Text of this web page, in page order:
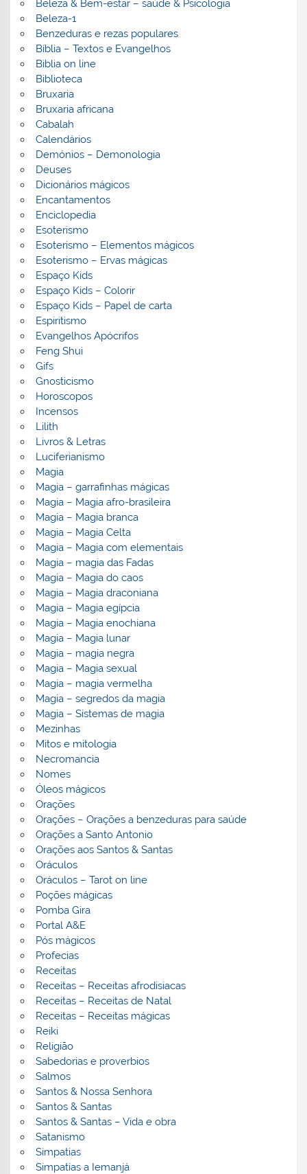
Beleza & Bem-estar – saúde & Psicologia
Beleza-1
Benzeduras e rezas populares
Bíblia – Textos e Evangelhos
Biblia on line
Biblioteca
Bruxaria
Bruxaria africana
Cabalah
Calendários
Demónios – Demonologia
Deuses
Dicionários mágicos
Encantamentos
Enciclopedia
Esoterismo
Esoterismo – Elementos mágicos
Esoterismo – Ervas mágicas
Espaço Kids
Espaço Kids – Colorir
Espaço Kids – Papel de carta
Espiritismo
Evangelhos Apócrifos
Feng Shui
Gifs
Gnosticismo
Horoscopos
Incensos
Lilith
Livros & Letras
Luciferianismo
Magia
Magia – garrafinhas mágicas
Magia – Magia afro-brasileira
Magia – Magia branca
Magia – Magia Celta
Magia – Magia com elementais
Magia – magia das Fadas
Magia – Magia do caos
Magia – Magia draconiana
Magia – Magia egípcia
Magia – Magia enochiana
Magia – Magia lunar
Magia – magia negra
Magia – Magia sexual
Magia – magia vermelha
Magia – segredos da magia
Magia – Sistemas de magia
Mezinhas
Mitos e mitologia
Necromancia
Nomes
Óleos mágicos
Orações
Orações – Orações a benzeduras para saúde
Orações a Santo Antonio
Orações aos Santos & Santas
Oráculos
Oráculos – Tarot on line
Poções mágicas
Pomba Gira
Portal A&E
Pós mágicos
Profecias
Receitas
Receitas – Receitas afrodisiacas
Receitas – Receitas de Natal
Receitas – Receitas mágicas
Reiki
Religião
Sabedorias e proverbios
Salmos
Santos & Nossa Senhora
Santos & Santas
Santos & Santas – Vida e obra
Satanismo
Simpatias
Simpatias a Iemanjá